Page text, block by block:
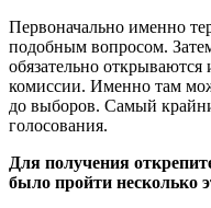
Первоначально именно
подобным вопросом.
обязательно
комиссии. Именно там
до выборов. Самый
голосования.
Для получения
было пройти несколько